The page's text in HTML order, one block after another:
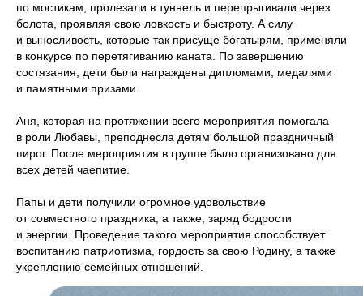
по мостикам, пролезали в туннель и перепрыгивали через
болота, проявляя свою ловкость и быстроту. А силу
и выносливость, которые так присуще богатырям, применяли
в конкурсе по перетягиванию каната. По завершению
состязания, дети были награждены дипломами, медалями
и памятными призами.
Аня, которая на протяжении всего мероприятия помогала
в роли Любавы, преподнесла детям большой праздничный
пирог. После мероприятия в группе было организовано для
всех детей чаепитие.
Папы и дети получили огромное удовольствие
от совместного праздника, а также, заряд бодрости
и энергии. Проведение такого мероприятия способствует
воспитанию патриотизма, гордость за свою Родину, а также
укреплению семейных отношений.